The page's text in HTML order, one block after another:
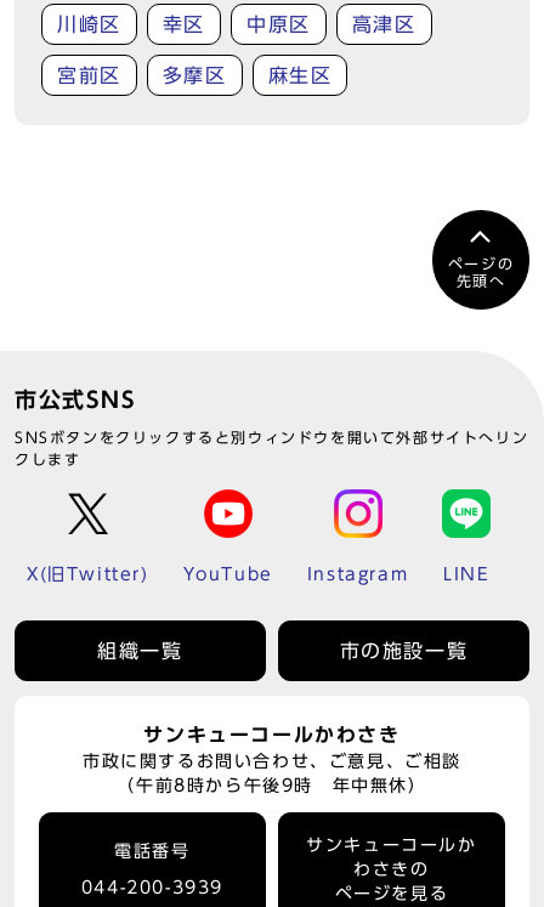
川崎区 幸区 中原区 高津区
宮前区 多摩区 麻生区
ページの
先頭へ
市公式SNS
SNSボタンをクリックすると別ウィンドウを開いて外部サイトへリン
クします
X(旧Twitter) YouTube Instagram LINE
組織一覧 市の施設一覧
サンキューコールかわさき
市政に関するお問い合わせ、ご意見、ご相談
（午前8時から午後9時 年中無休）
電話番号
044-200-3939
サンキューコールか
わさきの
ページを見る